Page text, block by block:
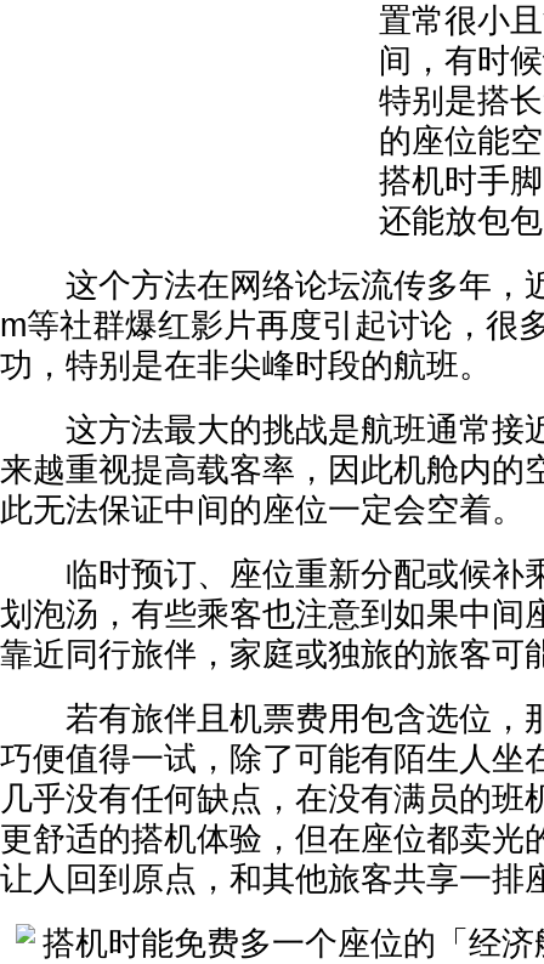
置常很小
间，有时
特别是搭
的座位能
搭机时手
还能放包
这个方法在网络论坛流传多年，
m等社群爆红影片再度引起讨论，很
功，特别是在非尖峰时段的航班。
这方法最大的挑战是航班通常接
来越重视提高载客率，因此机舱内的
此无法保证中间的座位一定会空着。
临时预订、座位重新分配或候补
划泡汤，有些乘客也注意到如果中间
靠近同行旅伴，家庭或独旅的旅客可
若有旅伴且机票费用包含选位，
巧便值得一试，除了可能有陌生人坐
几乎没有任何缺点，在没有满员的班
更舒适的搭机体验，但在座位都卖光
让人回到原点，和其他旅客共享一排